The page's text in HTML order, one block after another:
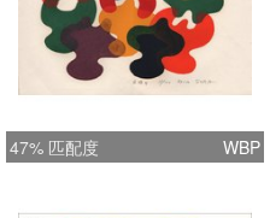
47% 匹配度 WBP